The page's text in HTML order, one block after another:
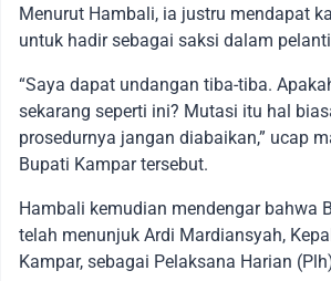
Menurut Hambali, ia justru mendapat
untuk hadir sebagai saksi dalam
“Saya dapat undangan tiba-tiba.
sekarang seperti ini? Mutasi itu hal
prosedurnya jangan diabaikan,” ucap
Bupati Kampar tersebut.
Hambali kemudian mendengar bahwa
telah menunjuk Ardi Mardiansyah,
Kampar, sebagai Pelaksana Harian